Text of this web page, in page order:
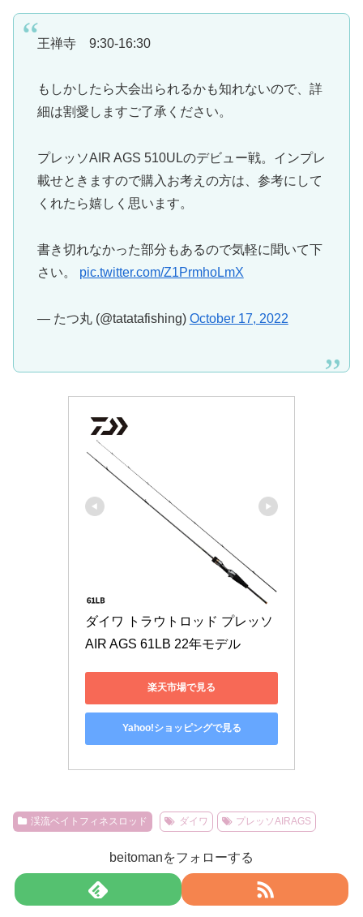
王禅寺 9:30-16:30
もしかしたら大会出られるかも知れないので、詳
細は割愛しますご了承ください。
プレッソAIR AGS 510ULのデビュー戦。インプレ
載せときますので購入お考えの方は、参考にして
くれたら嬉しく思います。
書き切れなかった部分もあるので気軽に聞いて下
さい。 pic.twitter.com/Z1PrmhoLmX
— たつ丸 (@tatatafishing) October 17, 2022
ダイワ トラウトロッド プレッソ
AIR AGS 61LB 22年モデル
楽天市場で見る
Yahoo!ショッピングで見る
渓流ベイトフィネスロッド ダイワ プレッソAIRAGS
beitomanをフォローする